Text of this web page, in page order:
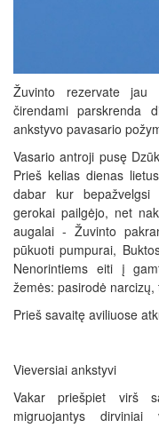
Žuvinto rezervate jau
čirendami parskrenda
ankstyvo pavasario
Vasario antroji pusę
Prieš kelias dienas
dabar kur
gerokai pailgėjo, net
augalai - Žuvinto
pūkuoti pumpurai,
Nenorintiems eiti į
žemės: pasirodė
Prieš savaitę aviliuose
Vieversiai ankstyvi
Vakar priešpiet virš
migruojantys